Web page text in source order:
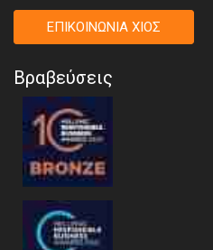
ΕΠΙΚΟΙΝΩΝΙΑ ΧΙΟΣ
Βραβεύσεις